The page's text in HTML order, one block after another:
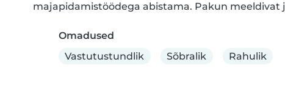
majapidamistöödega abistama. Pakun meeldivat
Omadused
Vastutustundlik
Sõbralik Rahulik